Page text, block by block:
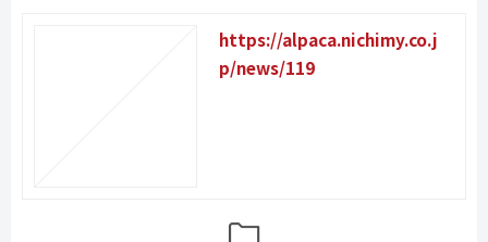
https://alpaca.nichimy.co.j
p/news/119